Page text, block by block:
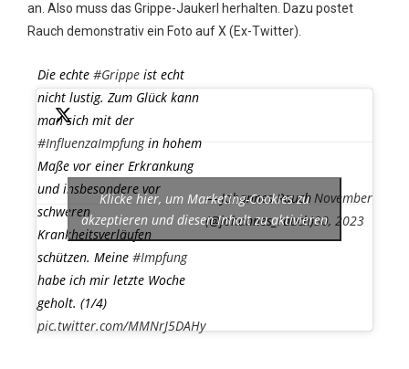
an. Also muss das Grippe-Jaukerl herhalten. Dazu postet
Rauch demonstrativ ein Foto auf X (Ex-Twitter).
Die echte #Grippeist echt
nicht lustig. Zum Glück kann
man sich mit der
#InfluenzaImpfungin hohem
Maße vor einer Erkrankung
und insbesondere vor
schweren
Krankheitsverläufen
schützen. Meine #Impfung
habe ich mir letzte Woche
geholt. (1/4)
pic.twitter.com/MMNrJ5DAHy
— Johannes Rauch
(@johannes_rauch)
November
30, 2023
Klicke hier, um Marketing-Cookies zu
akzeptieren und diesen Inhalt zu aktivieren